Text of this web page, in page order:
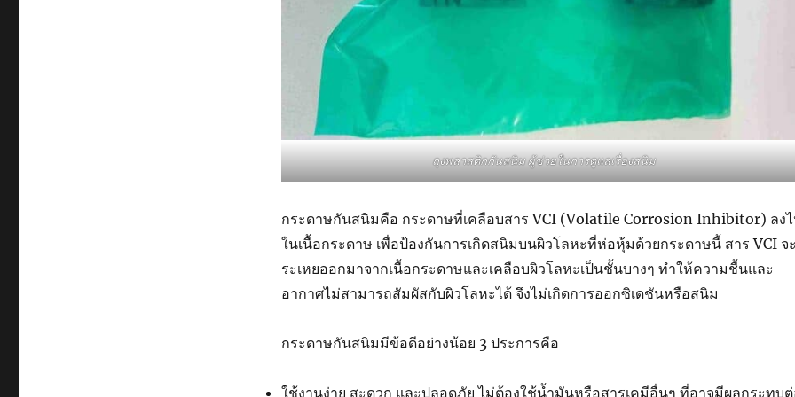
ถุงพลาสติกกันสนิม ผู้ช่วยในการดูแลเรื่องสนิม
กระดาษกันสนิมคือ กระดาษที่เคลือบสาร VCI (Volatile Corrosion Inhibitor) ลง
ในเนื้อกระดาษ เพื่อป้องกันการเกิดสนิมบนผิวโลหะที่ห่อหุ้มด้วยกระดาษนี้ สาร VCI จะ
ระเหยออกมาจากเนื้อกระดาษและเคลือบผิวโลหะเป็นชั้นบางๆ ทำให้ความชื้นและ
อากาศไม่สามารถสัมผัสกับผิวโลหะได้ จึงไม่เกิดการออกซิเดชันหรือสนิม
กระดาษกันสนิมมีข้อดีอย่างน้อย 3 ประการคือ
ใช้งานง่าย สะดวก และปลอดภัย ไม่ต้องใช้น้ำมันหรือสารเคมีอื่นๆ ที่อาจมีผลกระทบ